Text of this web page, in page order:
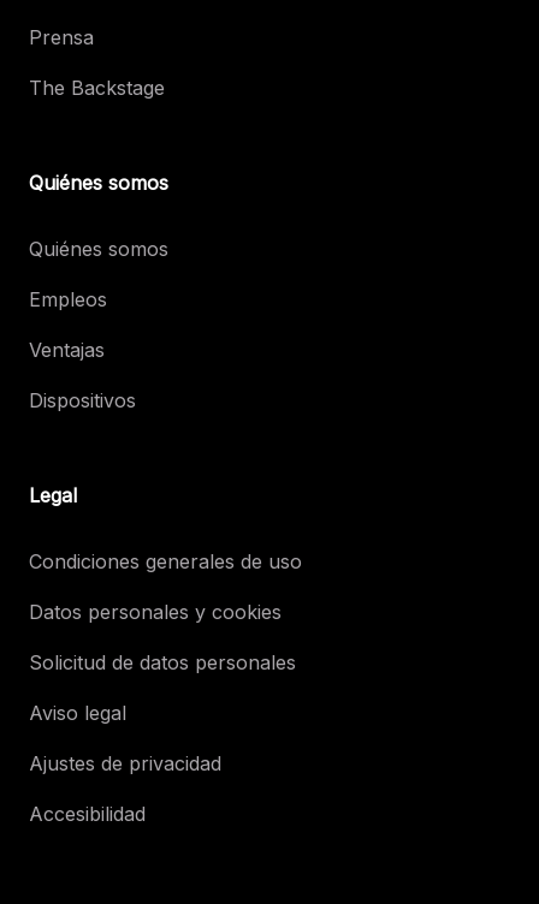
Prensa
The Backstage
Quiénes somos
Quiénes somos
Empleos
Ventajas
Dispositivos
Legal
Condiciones generales de uso
Datos personales y cookies
Solicitud de datos personales
Aviso legal
Ajustes de privacidad
Accesibilidad